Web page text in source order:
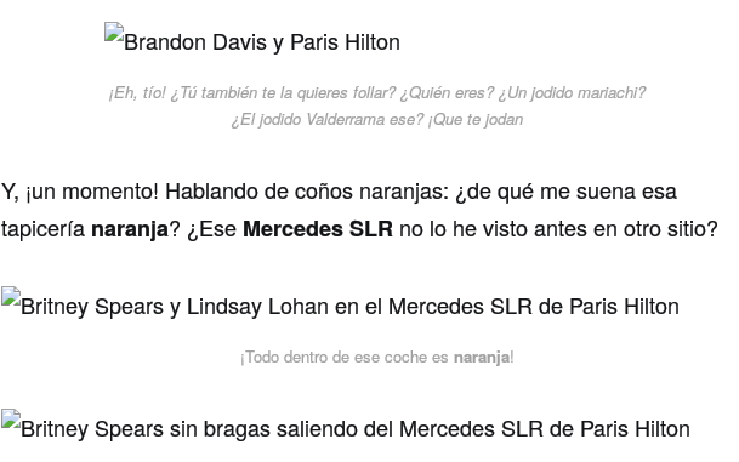
¡Eh, tío! ¿Tú también te la quieres follar? ¿Quién eres? ¿Un jodido mariachi?
¿El jodido Valderrama ese? ¡Que te jodan
Y, ¡un momento! Hablando de coños naranjas: ¿de qué me suena esa
tapicería naranja? ¿Ese Mercedes SLR no lo he visto antes en otro sitio?
¡Todo dentro de ese coche es naranja!